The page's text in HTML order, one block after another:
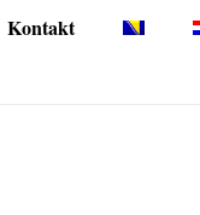
Kontakt